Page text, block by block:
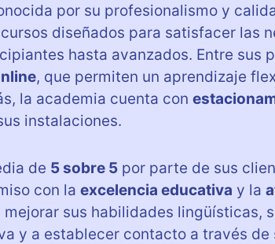
por su profesionalismo y
diseñados para satisfacer las
hasta avanzados. Entre sus
, que permiten un aprendizaje
la academia cuenta con
instalaciones.
de 5 sobre 5 por parte de sus
con la excelencia educativa y la
sus habilidades lingüísticas,
y a establecer contacto a través de